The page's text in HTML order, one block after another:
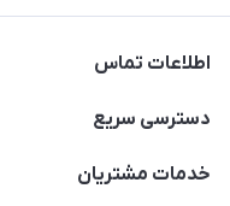
اطلاعات تماس
02136781755
دسترسی سریع
پلنر و دفتر
خدمات مشتریان